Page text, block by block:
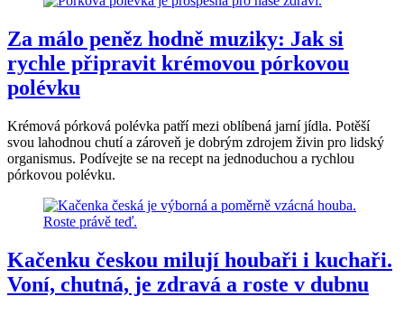
Za málo peněz hodně muziky: Jak si
rychle připravit krémovou pórkovou
polévku
Krémová pórková polévka patří mezi oblíbená jarní jídla. Potěší
svou lahodnou chutí a zároveň je dobrým zdrojem živin pro lidský
organismus. Podívejte se na recept na jednoduchou a rychlou
pórkovou polévku.
Kačenku českou milují houbaři i kuchaři.
Voní, chutná, je zdravá a roste v dubnu